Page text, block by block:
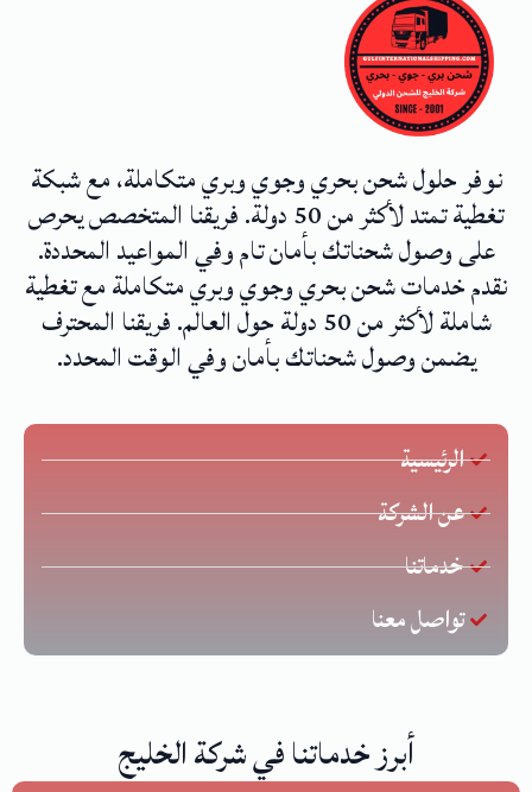
نوفر حلول شحن بحري وجوي وبري متكاملة، مع شبكة
تغطية تمتد لأكثر من 50 دولة. فريقنا المتخصص يحرص
على وصول شحناتك بأمان تام وفي المواعيد المحددة.
نقدم خدمات شحن بحري وجوي وبري متكاملة مع تغطية
شاملة لأكثر من 50 دولة حول العالم. فريقنا المحترف
يضمن وصول شحناتك بأمان وفي الوقت المحدد.
الرئيسية
عن الشركة
خدماتنا
تواصل معنا
أبرز خدماتنا في شركة الخليج